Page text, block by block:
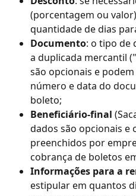
(porcentagem ou
quantidade de dias
Documento: o tipo de
a duplicada mercantil
são opcionais e
número e data do
boleto;
Beneficiário-final
dados são opcionais e
preenchidos por
cobrança de boletos
Informações para a
estipular em quantos